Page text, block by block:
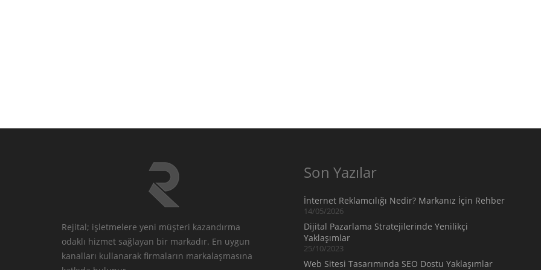
Rejital; işletmelere yeni müşteri kazandırma
odaklı hizmet sağlayan bir markadır. En uygun
kanalları kullanarak firmaların markalaşmasına
Son Yazılar
İnternet Reklamcılığı Nedir? Markanız İçin Rehber
14/05/2026
Dijital Pazarlama Stratejilerinde Yenilikçi
Yaklaşımlar
25/10/2023
Web Sitesi Tasarımında SEO Dostu Yaklaşımlar